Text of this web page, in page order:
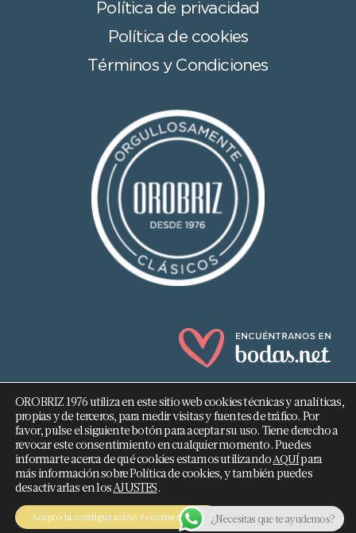
Política de privacidad
Política de cookies
Términos y Condiciones
682 293 876
info@orobriz.es
OROBRIZ 1976 - 2026 ©
OROBRIZ 1976 utiliza en este sitio web cookies técnicas y analíticas,
propias y de terceros, para medir visitas y fuentes de tráfico. Por
favor, pulse el siguiente botón para aceptar su uso. Tiene derecho a
revocar este consentimiento en cualquier momento. Puedes
informarte acerca de qué cookies estamos utilizandoAQUÍpara
más información sobre Política de cookies, y también puedes
desactivarlas en losAJUSTES.
Acepto la configuración recomendada ¿Necesitas que te ayudemos?